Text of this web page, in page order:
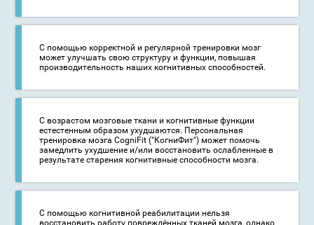
C помощью корректной и регулярной тренировки мозг
может улучшать свою структуру и функции, повышая
производительность наших когнитивных способностей.
С возрастом мозговые ткани и когнитивные функции
естестенным образом ухудшаются. Персональная
тренировка мозга CogniFit ("КогниФит") может помочь
замедлить ухудшение и/или восстановить ослабленные в
результате старения когнитивные способности мозга.
С помощью когнитивной реабилитации нельзя
восстановить работу повреждённых тканей мозга, однако